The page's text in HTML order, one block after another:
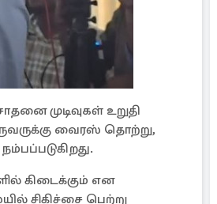
முடிவுகள் உறுதி
வைரஸ் தொற்று,
கிடைக்கும் என
சிகிச்சை பெற்று